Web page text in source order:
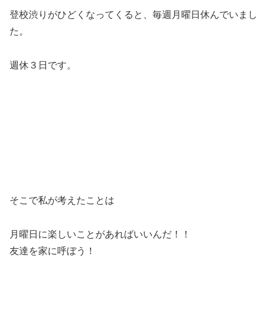
登校渋りがひどくなってくると、毎週月曜日休んでいまし
た。
週休３日です。
そこで私が考えたことは
月曜日に楽しいことがあればいいんだ！！
友達を家に呼ぼう！